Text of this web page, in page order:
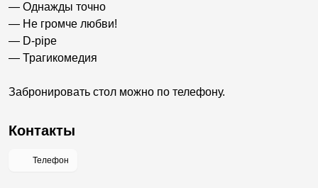
— Однажды точно
— Не громче любви!
— D-pipe
— Трагикомедия
Забронировать стол можно по телефону.
Контакты
Телефон